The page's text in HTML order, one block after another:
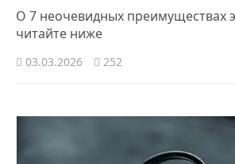
О 7 неочевидных преимуществах
читайте ниже
03.03.2026 252